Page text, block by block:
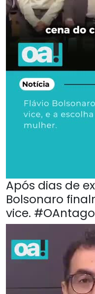
Após dias de
Bolsonaro
vice.